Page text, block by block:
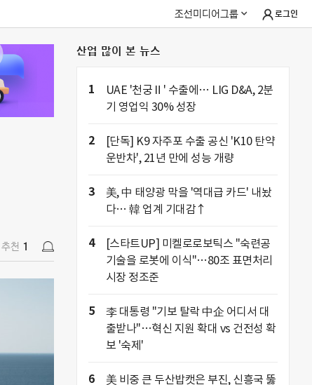
조선미디어그룹 로그인
추천 1
산업 많이 본 뉴스